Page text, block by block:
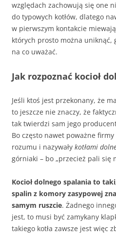
względach zachowują się one
do typowych kotłów, dlatego
w pierwszym kontakcie
których prosto można uniknąć,
na co uważać.
Jak rozpoznać kocioł
Jeśli ktoś jest przekonany, że
to jeszcze nie znaczy, że
tak twierdzi sam jego
Bo często nawet poważne firmy
rozumu i nazywały kotłami
górniaki – bo „przecież pali się
Kocioł dolnego spalania to
spalin z komory zasypowej
samym ruszcie. Żadnego
jest, to musi być zamykany
takiego kotła zawsze jest więc